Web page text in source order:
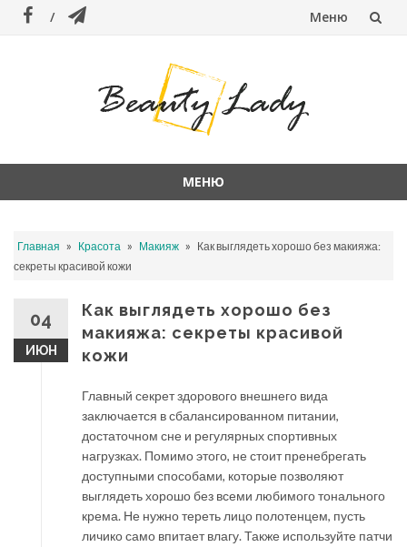
Меню
МЕНЮ
содержанию
Главная » Красота » Макияж » Как выглядеть хорошо без макияжа:
секреты красивой кожи
04
ИЮН
Как выглядеть хорошо без
макияжа: секреты красивой
кожи
Главный секрет здорового внешнего вида
заключается в сбалансированном питании,
достаточном сне и регулярных спортивных
нагрузках. Помимо этого, не стоит пренебрегать
доступными способами, которые позволяют
выглядеть хорошо без всеми любимого тонального
крема. Не нужно тереть лицо полотенцем, пусть
личико само впитает влагу. Также используйте патчи